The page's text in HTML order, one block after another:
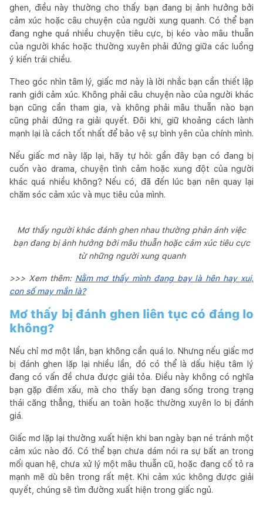
ghen, điều này thường cho thấy bạn đang bị ảnh hưởng bởi
cảm xúc hoặc câu chuyện của người xung quanh. Có thể bạn
đang nghe quá nhiều chuyện tiêu cực, bị kéo vào mâu thuẫn
của người khác hoặc thường xuyên phải đứng giữa các luồng
ý kiến trái chiều.
Theo góc nhìn tâm lý, giấc mơ này là lời nhắc bạn cần thiết lập
ranh giới cảm xúc. Không phải câu chuyện nào của người khác
bạn cũng cần tham gia, và không phải mâu thuẫn nào bạn
cũng phải đứng ra giải quyết. Đôi khi, giữ khoảng cách lành
mạnh lại là cách tốt nhất để bảo vệ sự bình yên của chính mình.
Nếu giấc mơ này lặp lại, hãy tự hỏi: gần đây bạn có đang bị
cuốn vào drama, chuyện tình cảm hoặc xung đột của người
khác quá nhiều không? Nếu có, đã đến lúc bạn nên quay lại
chăm sóc cảm xúc và mục tiêu của mình.
Mơ thấy người khác đánh ghen nhau thường phản ánh việc
bạn đang bị ảnh hưởng bởi mâu thuẫn hoặc cảm xúc tiêu cực
từ những người xung quanh
>>> Xem thêm: Nằm mơ thấy mình đang bay là hên hay xui,
con số may mắn là?
Mơ thấy bị đánh ghen liên tục có đáng lo
không?
Nếu chỉ mơ một lần, bạn không cần quá lo. Nhưng nếu giấc mơ
bị đánh ghen lặp lại nhiều lần, đó có thể là dấu hiệu tâm lý
đang có vấn đề chưa được giải tỏa. Điều này không có nghĩa
bạn gặp điềm xấu, mà cho thấy bạn đang sống trong trạng
thái căng thẳng, thiếu an toàn hoặc thường xuyên lo bị đánh
giá.
Giấc mơ lặp lại thường xuất hiện khi ban ngày bạn né tránh một
cảm xúc nào đó. Có thể bạn chưa dám nói ra sự bất an trong
mối quan hệ, chưa xử lý một mâu thuẫn cũ, hoặc đang cố tỏ ra
mạnh mẽ dù bên trong rất mệt. Khi cảm xúc không được giải
quyết, chúng sẽ tìm đường xuất hiện trong giấc ngủ.